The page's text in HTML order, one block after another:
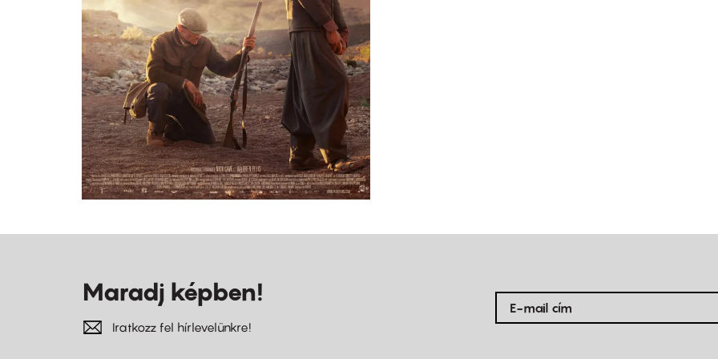
Maradj képben!
Iratkozz fel hírlevelünkre!